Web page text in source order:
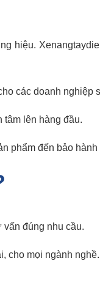
hiệu.
các doanh nghiệp
tâm lên hàng đầu.
phẩm đến bảo hành
vấn đúng nhu cầu.
cho mọi ngành nghề.